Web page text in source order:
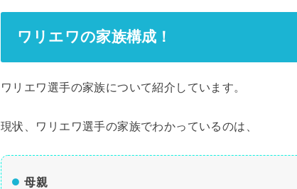
ワリエワの家族構成！
ワリエワ選手の家族について紹介しています。
現状、ワリエワ選手の家族でわかっているのは、
母親